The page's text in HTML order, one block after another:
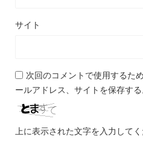
サイト
次回のコメントで使用するた
ールアドレス、サイトを保存する
上に表示された文字を入力してく